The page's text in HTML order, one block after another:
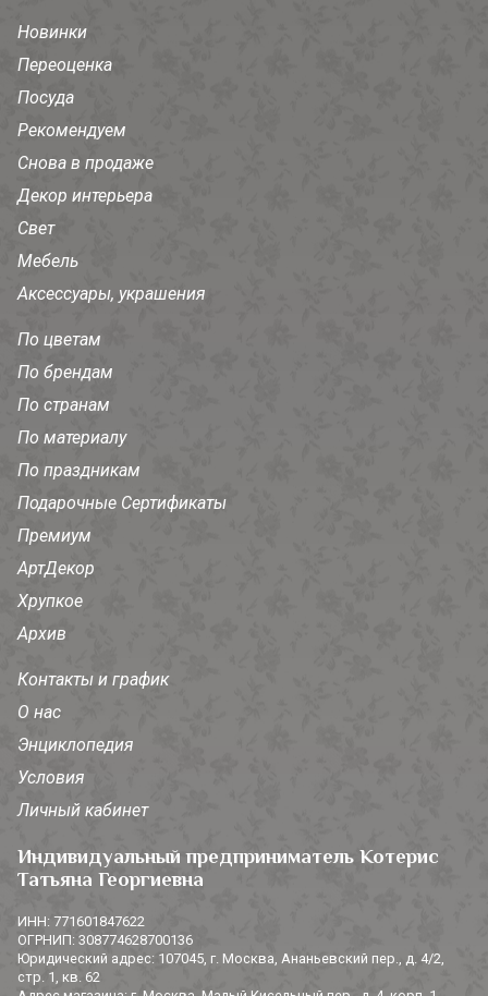
Новинки
Переоценка
Посуда
Рекомендуем
Снова в продаже
Декор интерьера
Свет
Мебель
Аксессуары, украшения
По цветам
По брендам
По странам
По материалу
По праздникам
Подарочные Сертификаты
Премиум
АртДекор
Хрупкое
Архив
Контакты и график
О нас
Энциклопедия
Условия
Личный кабинет
Индивидуальный предприниматель Котерис
Татьяна Георгиевна
ИНН: 771601847622
ОГРНИП: 308774628700136
Юридический адрес: 107045, г. Москва, Ананьевский пер., д. 4/2,
стр. 1, кв. 62